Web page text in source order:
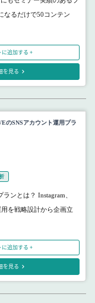
なるだけで50コンテン
に追加する +
を見る
のSNSアカウント運用プラ
ンとは？ Instagram、
を戦略設計から企画立
に追加する +
を見る